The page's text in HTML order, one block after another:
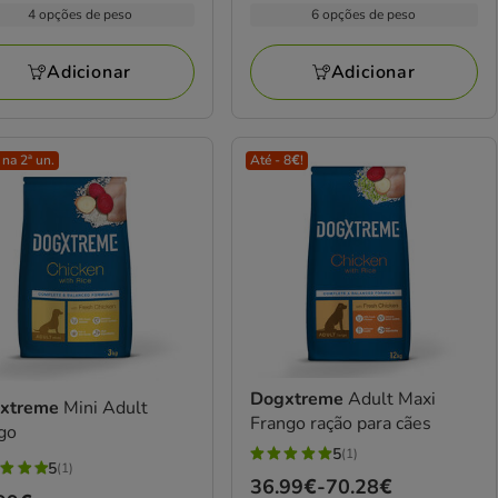
4 opções de peso
Adicionar
avaliações
64.58€
6 opções de peso
Adicionar
2ª un.
Mini Adult
5(1)
Até - 8€!
Dogxtreme Adult Maxi
Frango ração para cães
5
estrelas
5(1)
Preço
36.99€-70.28€